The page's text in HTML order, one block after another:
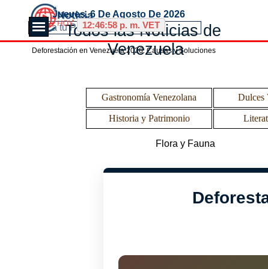
Vaya al Contenido
Todos las Noticias de
Venezuela
Jueves, 6 De Agosto De 2026
12:46:59 p. m. VET
Saltar menú
Deforestación en Venezuela 2026: Causas y Soluciones
Gastronomía Venezolana Dulces
Historia y Patrimonio
Flora y Fauna